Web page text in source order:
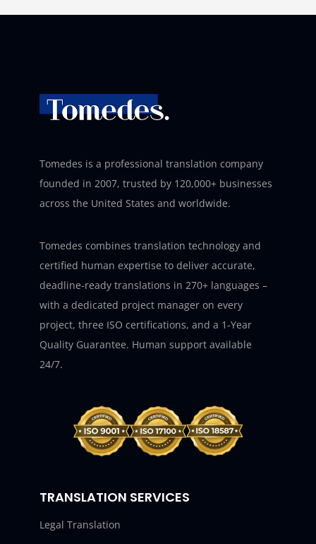
Tomedes is a professional translation company
founded in 2007, trusted by 120,000+ businesses
across the United States and worldwide.
Tomedes combines translation technology and
certified human expertise to deliver accurate,
deadline-ready translations in 270+ languages –
with a dedicated project manager on every
project, three ISO certifications, and a 1-Year
Quality Guarantee. Human support available
24/7.
TRANSLATION SERVICES
Legal Translation